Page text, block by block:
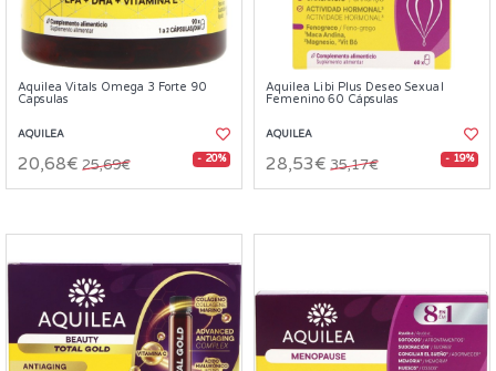
Aquilea Vitals Omega 3 Forte 90
Capsulas
AQUILEA
20,68€ 25,69€ - 20%
Aquilea Libi Plus Deseo Sexual
Femenino 60 Cápsulas
AQUILEA
28,53€ 35,17€ - 19%